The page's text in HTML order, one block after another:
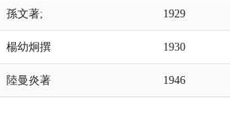
孫文著; 1929
楊幼炯撰 1930
陸曼炎著 1946